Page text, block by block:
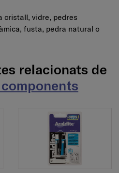
cristall, vidre, pedres
fusta, pedra natural o
relacionats de